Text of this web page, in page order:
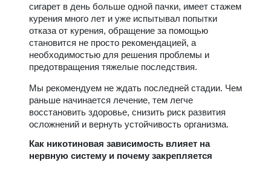
сигарет в день больше одной пачки, имеет стажем
курения много лет и уже испытывал попытки
отказа от курения, обращение за помощью
становится не просто рекомендацией, а
необходимостью для решения проблемы и
предотвращения тяжелые последствия.
Мы рекомендуем не ждать последней стадии. Чем
раньше начинается лечение, тем легче
восстановить здоровье, снизить риск развития
осложнений и вернуть устойчивость организма.
Как никотиновая зависимость влияет на
нервную систему и почему закрепляется